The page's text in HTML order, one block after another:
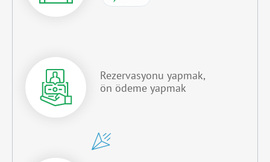
Rezervasyonu yapmak,
ön ödeme yapmak